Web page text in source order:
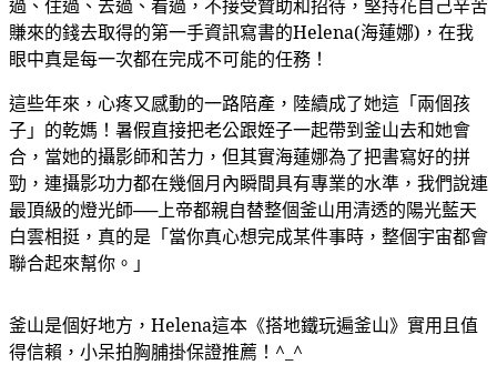
過、住過、去過、看過，不接受贊助和招待，堅持花自己辛苦
賺來的錢去取得的第一手資訊寫書的Helena(海蓮娜)，在我
眼中真是每一次都在完成不可能的任務！
這些年來，心疼又感動的一路陪產，陸續成了她這「兩個孩
子」的乾媽！暑假直接把老公跟姪子一起帶到釜山去和她會
合，當她的攝影師和苦力，但其實海蓮娜為了把書寫好的拼
勁，連攝影功力都在幾個月內瞬間具有專業的水準，我們說連
最頂級的燈光師──上帝都親自替整個釜山用清透的陽光藍天
白雲相挺，真的是「當你真心想完成某件事時，整個宇宙都會
聯合起來幫你。」
釜山是個好地方，Helena這本《搭地鐵玩遍釜山》實用且值
得信賴，小呆拍胸脯掛保證推薦！^_^